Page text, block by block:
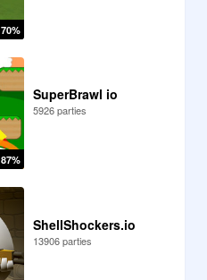
70%
87%
SuperBrawl io
5926 parties
ShellShockers.io
13906 parties